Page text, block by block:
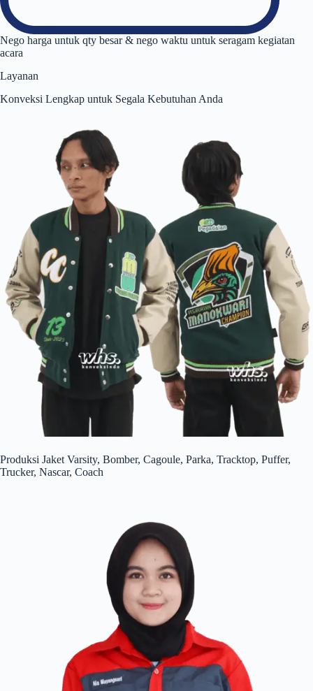
Nego harga untuk qty besar & nego waktu untuk seragam kegiatan
acara
Layanan
Konveksi Lengkap untuk Segala Kebutuhan Anda
Produksi Jaket Varsity, Bomber, Cagoule, Parka, Tracktop, Puffer,
Trucker, Nascar, Coach